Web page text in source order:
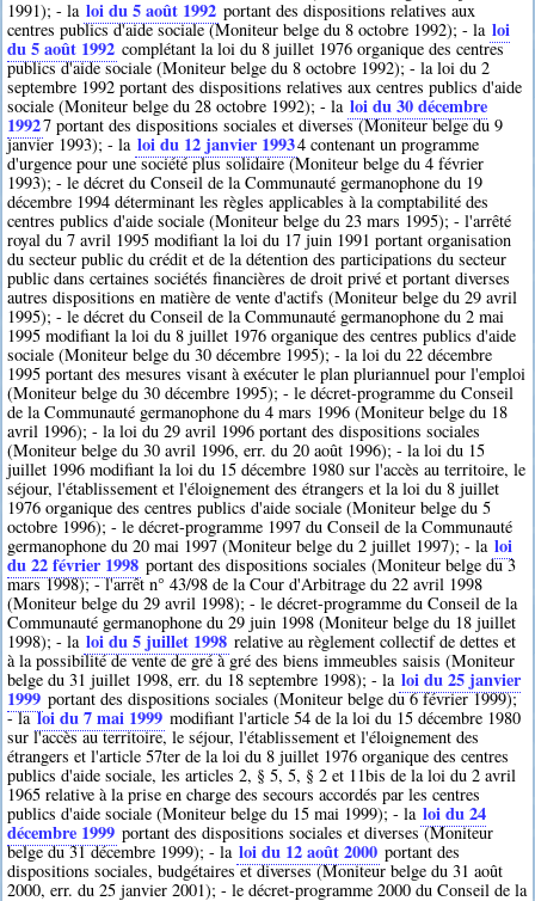
1991); - la loi du 5 août 1992 portant des dispositions relatives aux
centres publics d'aide sociale (Moniteur belge du 8 octobre 1992); - la loi
du 5 août 1992 complétant la loi du 8 juillet 1976 organique des centres
publics d'aide sociale (Moniteur belge du 8 octobre 1992); - la loi du 2
septembre 1992 portant des dispositions relatives aux centres publics d'aide
sociale (Moniteur belge du 28 octobre 1992); - la loi du 30 décembre
19927 portant des dispositions sociales et diverses (Moniteur belge du 9
janvier 1993); - la loi du 12 janvier 19934 contenant un programme
d'urgence pour une société plus solidaire (Moniteur belge du 4 février
1993); - le décret du Conseil de la Communauté germanophone du 19
décembre 1994 déterminant les règles applicables à la comptabilité des
centres publics d'aide sociale (Moniteur belge du 23 mars 1995); - l'arrêté
royal du 7 avril 1995 modifiant la loi du 17 juin 1991 portant organisation
du secteur public du crédit et de la détention des participations du secteur
public dans certaines sociétés financières de droit privé et portant diverses
autres dispositions en matière de vente d'actifs (Moniteur belge du 29 avril
1995); - le décret du Conseil de la Communauté germanophone du 2 mai
1995 modifiant la loi du 8 juillet 1976 organique des centres publics d'aide
sociale (Moniteur belge du 30 décembre 1995); - la loi du 22 décembre
1995 portant des mesures visant à exécuter le plan pluriannuel pour l'emploi
(Moniteur belge du 30 décembre 1995); - le décret-programme du Conseil
de la Communauté germanophone du 4 mars 1996 (Moniteur belge du 18
avril 1996); - la loi du 29 avril 1996 portant des dispositions sociales
(Moniteur belge du 30 avril 1996, err. du 20 août 1996); - la loi du 15
juillet 1996 modifiant la loi du 15 décembre 1980 sur l'accès au territoire, le
séjour, l'établissement et l'éloignement des étrangers et la loi du 8 juillet
1976 organique des centres publics d'aide sociale (Moniteur belge du 5
octobre 1996); - le décret-programme 1997 du Conseil de la Communauté
germanophone du 20 mai 1997 (Moniteur belge du 2 juillet 1997); - la loi
du 22 février 1998 portant des dispositions sociales (Moniteur belge du 3
mars 1998); - l'arrêt n° 43/98 de la Cour d'Arbitrage du 22 avril 1998
(Moniteur belge du 29 avril 1998); - le décret-programme du Conseil de la
Communauté germanophone du 29 juin 1998 (Moniteur belge du 18 juillet
1998); - la loi du 5 juillet 1998 relative au règlement collectif de dettes et
à la possibilité de vente de gré à gré des biens immeubles saisis (Moniteur
belge du 31 juillet 1998, err. du 18 septembre 1998); - la loi du 25 janvier
1999 portant des dispositions sociales (Moniteur belge du 6 février 1999);
- laloi du 7 mai 1999 modifiant l'article 54 de la loi du 15 décembre 1980
sur l'accès au territoire, le séjour, l'établissement et l'éloignement des
étrangers et l'article 57ter de la loi du 8 juillet 1976 organique des centres
publics d'aide sociale, les articles 2, § 5, 5, § 2 et 11bis de la loi du 2 avril
1965 relative à la prise en charge des secours accordés par les centres
publics d'aide sociale (Moniteur belge du 15 mai 1999); - la loi du 24
décembre 1999 portant des dispositions sociales et diverses (Moniteur
belge du 31 décembre 1999); - la loi du 12 août 2000 portant des
dispositions sociales, budgétaires et diverses (Moniteur belge du 31 août
2000, err. du 25 janvier 2001); - le décret-programme 2000 du Conseil de la